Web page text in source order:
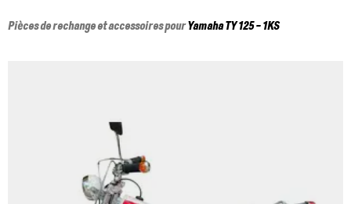
Pièces de rechange et accessoires pourYamahaTY 125 - 1KS